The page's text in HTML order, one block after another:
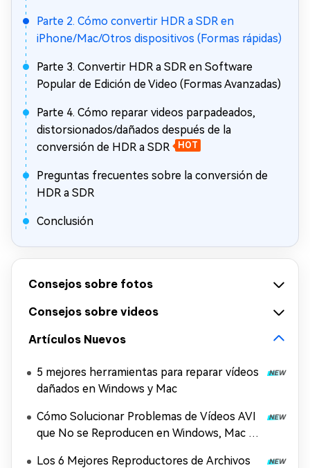
Parte 2. Cómo convertir HDR a SDR en
iPhone/Mac/Otros dispositivos (Formas rápidas)
Parte 3. Convertir HDR a SDR en Software
Popular de Edición de Video (Formas Avanzadas)
Parte 4. Cómo reparar videos parpadeados,
distorsionados/dañados después de la
conversión de HDR a SDR
HOT
Preguntas frecuentes sobre la conversión de
HDR a SDR
Conclusión
Consejos sobre fotos
Consejos sobre videos
Artículos Nuevos
5 mejores herramientas para reparar vídeos
dañados en Windows y Mac
Cómo Solucionar Problemas de Vídeos AVI
que No se Reproducen en Windows, Mac y
Los 6 Mejores Reproductores de Archivos